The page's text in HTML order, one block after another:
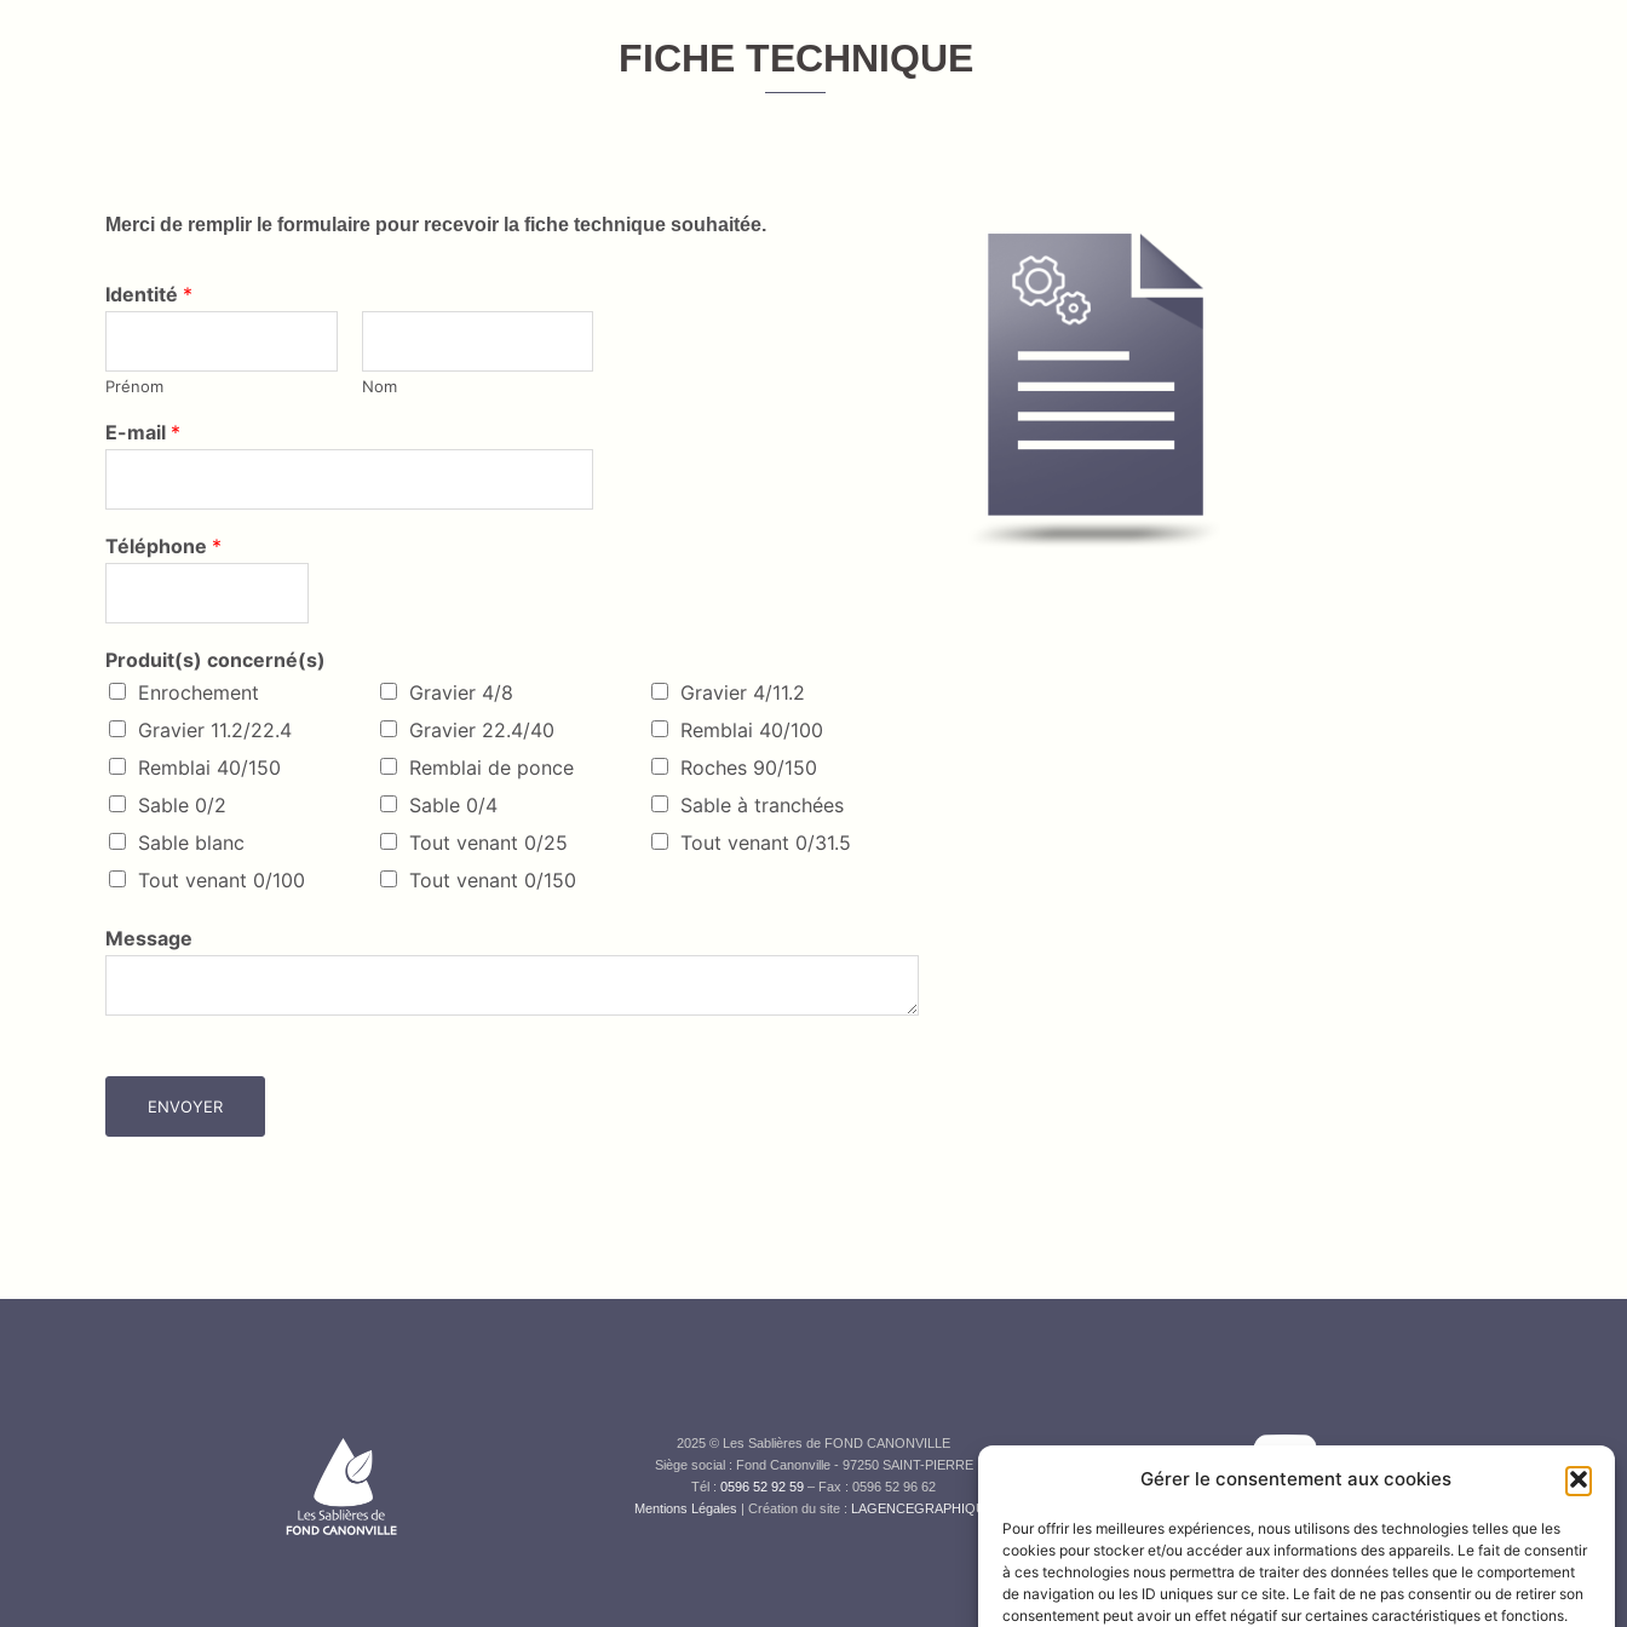
Gérer le consentement aux cookies
Pour offrir les meilleures expériences, nous utilisons des technologies telles que les
cookies pour stocker et/ou accéder aux informations des appareils. Le fait de consentir
à ces technologies nous permettra de traiter des données telles que le comportement
de navigation ou les ID uniques sur ce site. Le fait de ne pas consentir ou de retirer son
consentement peut avoir un effet négatif sur certaines caractéristiques et fonctions.
FICHE TECHNIQUE
Merci de remplir le formulaire pour recevoir la fiche technique souhaitée.
Identité *
Prénom Nom
E-mail *
Téléphone *
Produit(s) concerné(s)
Enrochement
Gravier 4/8
Gravier 4/11.2
Gravier 11.2/22.4
Gravier 22.4/40
Remblai 40/100
Remblai 40/150
Remblai de ponce
Roches 90/150
Sable 0/2
Sable 0/4
Sable à tranchées
Sable blanc
Tout venant 0/25
Tout venant 0/31.5
Tout venant 0/100
Tout venant 0/150
Message
ENVOYER
2025 © Les Sablières de FOND CANONVILLE
Siège social : Fond Canonville - 97250 SAINT-PIERRE
Tél : 0596 52 92 59 – Fax : 0596 52 96 62
Mentions Légales | Création du site : LAGENCEGRAPHIQUE
en vidéo